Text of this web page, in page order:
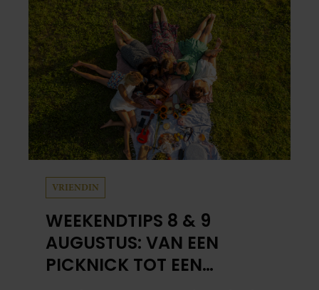
VRIENDIN
WEEKENDTIPS 8 & 9
AUGUSTUS: VAN EEN
PICKNICK TOT EEN